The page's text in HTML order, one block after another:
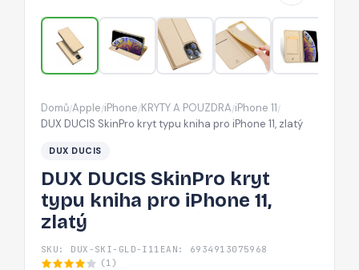
pro
iPhone
11,
zlatý
Domů/Apple/iPhone/KRYTY A POUZDRA/iPhone 11/
DUX DUCIS SkinPro kryt typu kniha pro iPhone 11, zlatý
DUX DUCIS
DUX DUCIS SkinPro kryt
typu kniha pro iPhone 11,
zlatý
SKU: DUX-SKI-GLD-I11 EAN: 6934913075968
(1)